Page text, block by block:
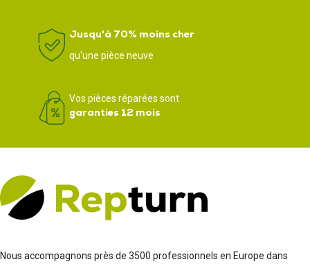
Jusqu'à 70% moins cher
qu'une pièce neuve
Vos pièces réparées sont
garanties 12 mois
Nous accompagnons près de 3500 professionnels en Europe dans